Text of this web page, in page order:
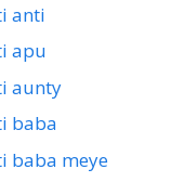
anti
apu
aunty
baba
baba meye